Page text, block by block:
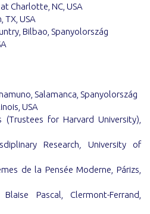
Charlotte, NC, USA
TX, USA
Bilbao, Spanyolország
Salamanca, Spanyolország
USA
for Harvard University),
Research
University of
de la Pensée Moderne, Párizs,
Pascal, Clermont-Ferrand,